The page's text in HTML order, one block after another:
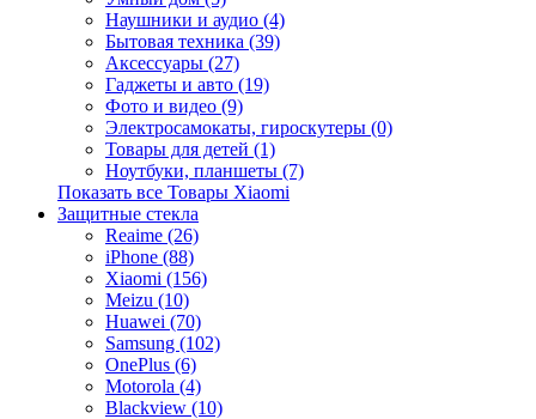
Наушники и аудио (4)
Бытовая техника (39)
Аксессуары (27)
Гаджеты и авто (19)
Фото и видео (9)
Электросамокаты, гироскутеры (0)
Товары для детей (1)
Ноутбуки, планшеты (7)
Показать все Товары Xiaomi
Защитные стекла
Reaime (26)
iPhone (88)
Xiaomi (156)
Meizu (10)
Huawei (70)
Samsung (102)
OnePlus (6)
Motorola (4)
Blackview (10)